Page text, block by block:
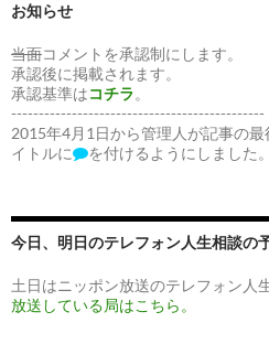
お知らせ
当面コメントを承認制にします。
承認後に掲載されます。
承認基準はコチラ 。
----------------------------------------------
2015年4月1日から管理人が記事の
イトルに
を付けるようにしました。
今日、明日のテレフォン人生相談の
土日はニッポン放送のテレフォン人
放送している局はこちら。